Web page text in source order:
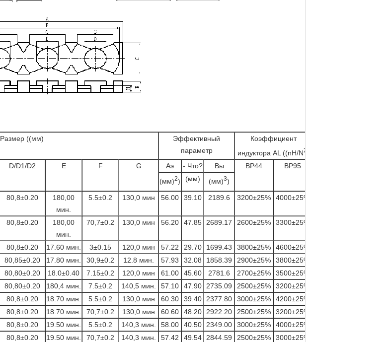
Размер ((мм)
Эффективный
параметр
Коэффициент
индуктора AL ((nH/N2
D/D1/D2 Е F G Аэ - Что? Вы BP44 BP95
(мм)2) (мм) (мм)3)
80,8±0.20
180,00
мин.
5.5±0.2 130,0 мин 56.00 39.10 2189.6 3200±25% 4000±25%
80,8±0.20
180,00
мин.
70,7±0.2 130,0 мин 56.20 47.85 2689.17 2600±25% 3300±25%
80,8±0.20 17.60 мин. 3±0.15 120,0 мин 57.22 29.70 1699.43 3800±25% 4600±25%
80,85±0.20 17.80 мин. 30,9±0.2 12.8 мин. 57.93 32.08 1858.39 2900±25% 3800±25%
80,80±0.20 18.0±0.40 7.15±0.2 120,0 мин 61.00 45.60 2781.6 2700±25% 3500±25%
80,80±0.20 180,4 мин. 7.5±0.2 140,5 мин. 57.10 47.90 2735.09 2500±25% 3200±25%
80,8±0.20 18.70 мин. 5.5±0.2 130,0 мин 60.30 39.40 2377.80 3000±25% 4200±25%
80,8±0.20 18.70 мин. 70,7±0.2 130,0 мин 60.60 48.20 2922.20 2500±25% 3200±25%
80,8±0.20 19.50 мин. 5.5±0.2 140,3 мин. 58.00 40.50 2349.00 3000±25% 4000±25%
80,8±0.20 19.50 мин. 70,7±0.2 140,3 мин. 57.42 49.54 2844.59 2500±25% 3000±25%